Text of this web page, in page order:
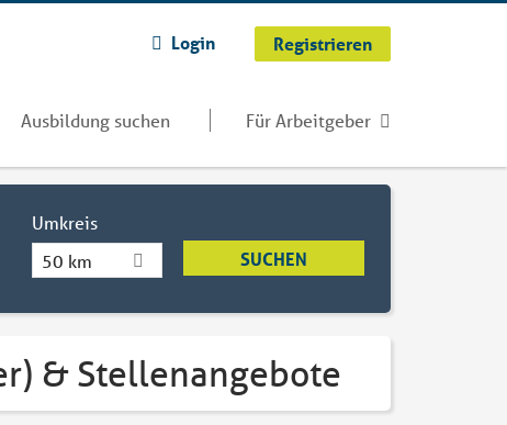
Login Registrieren
Ausbildung suchen Für Arbeitgeber
Umkreis
50 km
& Stellenangebote